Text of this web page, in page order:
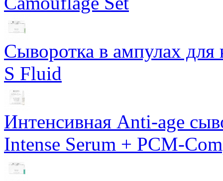
Сыворотка в ампулах для
S Fluid
Интенсивная Anti-age
Intense Serum + PCM-